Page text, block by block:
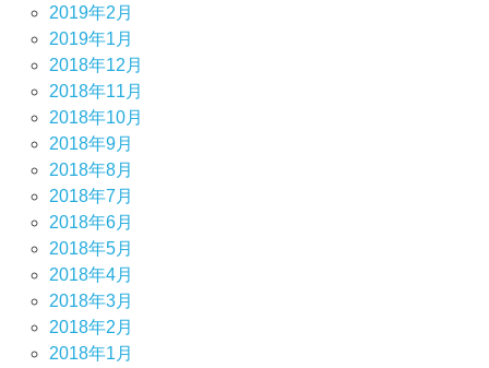
2019年2月
2019年1月
2018年12月
2018年11月
2018年10月
2018年9月
2018年8月
2018年7月
2018年6月
2018年5月
2018年4月
2018年3月
2018年2月
2018年1月